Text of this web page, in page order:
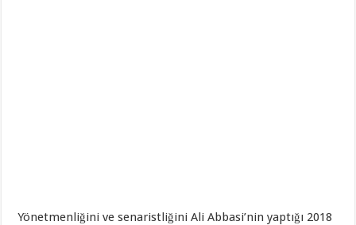
Yönetmenliğini ve senaristliğini Ali Abbasi’nin yaptığı 2018